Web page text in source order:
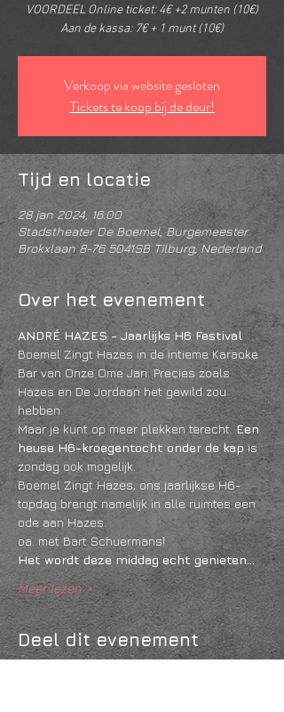
VOORDEEL Online ticket: 4€ +2 munten (10€)
Aan de kassa: 7€ + 1 munt (10€)
Verkoop via website gesloten
Tickets te koop bij de deur!
Tijd en locatie
28 jan 2024, 16:00
Stadstheater De Boemel, Burgemeester
Brokxlaan 8-76 5041SB Tilburg, Nederland
Over het evenement
ANDRÉ HAZES - Jaarlijks H6 Festival
Boemel Zingt Hazes in de intieme Karaoke
Bar van Onze Ome Jan. Precies zoals
Hazes en De Jordaan het gewild zou
hebben.
Maar je kunt op meer plekken terecht. Een
heuse H6-kroegentocht onder de kap is
zondag ook mogelijk.
Boemel Zingt Hazes, ons jaarlijkse H6-
topdag brengt namelijk in alle ruimtes een
ode aan Hazes.
oa. met Bart Schuermans!
Het wordt deze middag echt genieten…
Meer lezen >
Deel dit evenement